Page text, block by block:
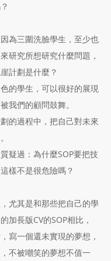
為三圍洗臉學生，至少也
研究所想研究什麼問題，
計劃是什麼？
的學生，可以很好的展現
我們的顧問鼓舞。
的過程中，把自己對未來
疑過：為什麼SOP要把技
樣不是很危險嗎？
尤其是和那些把自己的學
加長版CV的SOP相比，
寫一個還未實現的夢想，
不被嘲笑的夢想不值一